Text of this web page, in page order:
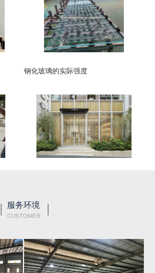
钢化玻璃的实际强度
服务环境
CUSTOMER